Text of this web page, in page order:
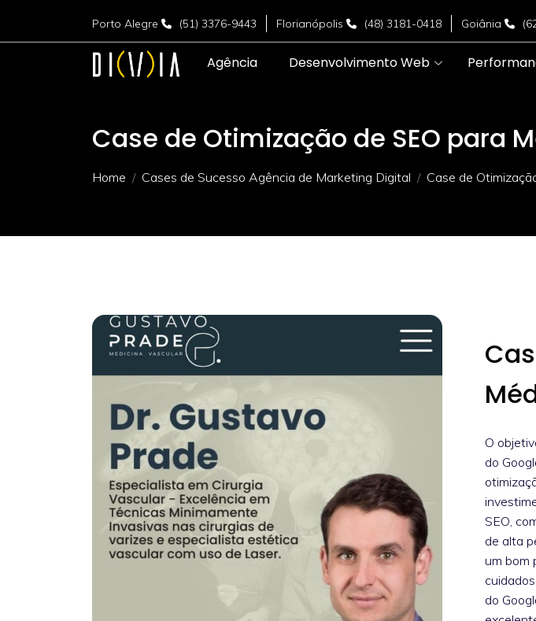
Porto Alegre (51) 3376-9443 Florianópolis (48) 3181-0418 Goiânia
Agência Desenvolvimento Web
Case de Otimização de SEO para
Home Cases de Sucesso Agência de Marketing Digital Case de
O
do
SEO,
de alta
um bom
do